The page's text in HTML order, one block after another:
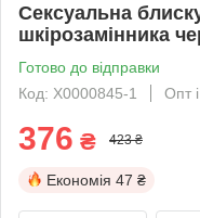
Сексуальна
шкірозамінника
Готово до відправки
Код: X0000845-1
Опт
376 ₴ 423 ₴
Економія 47 ₴